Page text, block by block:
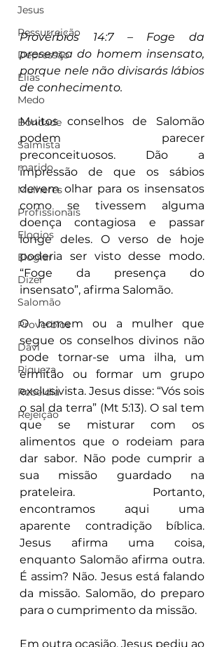
Jesus
Ressurreição
Depressão
Elias
Medo
Bondade
Salmista
marido
Mulheres
Profissionais
Elogios
Elogiar
Dizer
Salomão
Proverbios
Davi
Riqueza
Rebeldia
Rejeição
Provérbios 14:7 – Foge da
presença do homem insensato,
porque nele não divisarás lábios
de conhecimento.
Muitos conselhos de Salomão
podem parecer
preconceituosos. Dão a
impressão de que os sábios
devem olhar para os insensatos
como se tivessem alguma
doença contagiosa e passar
longe deles. O verso de hoje
poderia ser visto desse modo.
“Foge da presença do
insensato”, afirma Salomão.
O homem ou a mulher que
segue os conselhos divinos não
pode tornar-se uma ilha, um
ermitão ou formar um grupo
exclusivista. Jesus disse: “Vós sois
o sal da terra” (Mt 5:13). O sal tem
que se misturar com os
alimentos que o rodeiam para
dar sabor. Não pode cumprir a
sua missão guardado na
prateleira. Portanto,
encontramos aqui uma
aparente contradição bíblica.
Jesus afirma uma coisa,
enquanto Salomão afirma outra.
É assim? Não. Jesus está falando
da missão. Salomão, do preparo
para o cumprimento da missão.
Em outra ocasião, Jesus pediu ao